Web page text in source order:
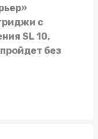
с
SL 10,
без